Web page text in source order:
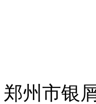
郑州市银